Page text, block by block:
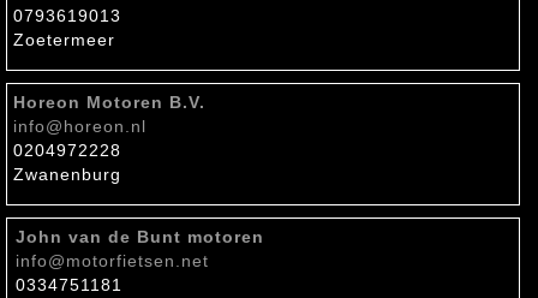
0793619013
Zoetermeer
Horeon Motoren B.V.
info@horeon.nl
0204972228
Zwanenburg
John van de Bunt motoren
info@motorfietsen.net
0334751181